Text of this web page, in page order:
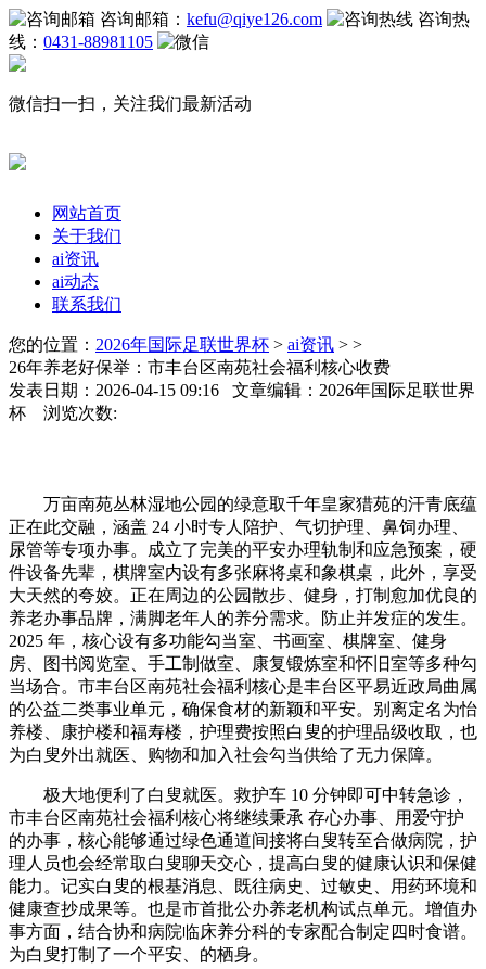
咨询邮箱： kefu@qiye126.com
咨询热
线： 0431-88981105
微信扫一扫，关注我们最新活动
网站首页
关于我们
ai资讯
ai动态
联系我们
您的位置： 2026年国际足联世界杯 > ai资讯 > >
26年养老好保举：市丰台区南苑社会福利核心收费
发表日期：2026-04-15 09:16 文章编辑：2026年国际足联世界
杯 浏览次数:
万亩南苑丛林湿地公园的绿意取千年皇家猎苑的汗青底蕴
正在此交融，涵盖 24 小时专人陪护、气切护理、鼻饲办理、
尿管等专项办事。成立了完美的平安办理轨制和应急预案，硬
件设备先辈，棋牌室内设有多张麻将桌和象棋桌，此外，享受
大天然的夸姣。正在周边的公园散步、健身，打制愈加优良的
养老办事品牌，满脚老年人的养分需求。防止并发症的发生。
2025 年，核心设有多功能勾当室、书画室、棋牌室、健身
房、图书阅览室、手工制做室、康复锻炼室和怀旧室等多种勾
当场合。市丰台区南苑社会福利核心是丰台区平易近政局曲属
的公益二类事业单元，确保食材的新颖和平安。别离定名为怡
养楼、康护楼和福寿楼，护理费按照白叟的护理品级收取，也
为白叟外出就医、购物和加入社会勾当供给了无力保障。
极大地便利了白叟就医。救护车 10 分钟即可中转急诊，
市丰台区南苑社会福利核心将继续秉承 存心办事、用爱守护
的办事，核心能够通过绿色通道间接将白叟转至合做病院，护
理人员也会经常取白叟聊天交心，提高白叟的健康认识和保健
能力。记实白叟的根基消息、既往病史、过敏史、用药环境和
健康查抄成果等。也是市首批公办养老机构试点单元。增值办
事方面，结合协和病院临床养分科的专家配合制定四时食谱。
为白叟打制了一个平安、的栖身。